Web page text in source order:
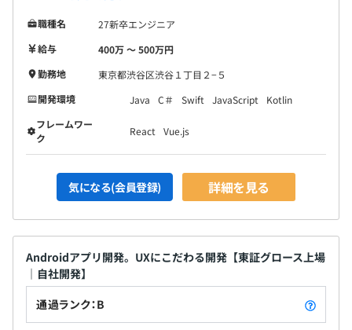
職種名
27新卒エンジニア
給与
400万 〜 500万円
勤務地
東京都渋谷区渋谷１丁目２−５
開発環境
Java C＃ Swift JavaScript
Kotlin
フレームワー
ク
React Vue.js
気になる(会員登録) 詳細を見る
Androidアプリ開発。UXにこだわる開発【東証グロース上場
｜自社開発】
通過ランク：B